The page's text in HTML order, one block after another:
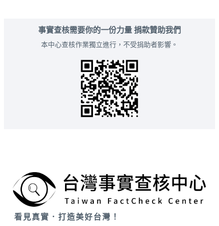
事實查核需要你的一份力量 捐款贊助我們
本中心查核作業獨立進行，不受捐助者影響。
看見真實．打造美好台灣！